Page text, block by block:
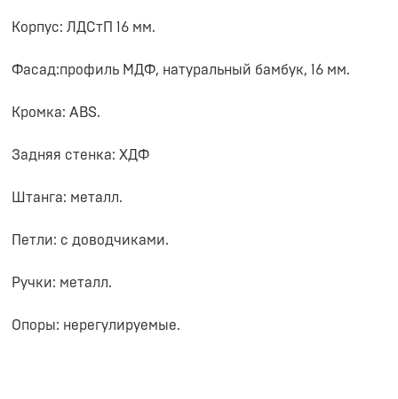
Корпус: ЛДСтП 16 мм.
Фасад:профиль МДФ, натуральный бамбук, 16 мм.
Кромка: ABS.
Задняя стенка: ХДФ
Штанга: металл.
Петли: с доводчиками.
Ручки: металл.
Опоры: нерегулируемые.